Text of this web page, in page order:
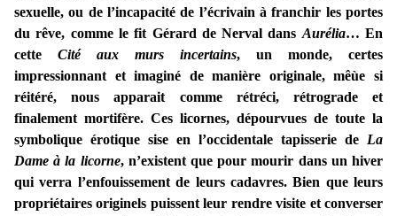
sexuelle, ou de l’incapacité de l’écrivain à franchir les portes
du rêve, comme le fit Gérard de Nerval dans Aurélia… En
cette Cité aux murs incertains, un monde, certes
impressionnant et imaginé de manière originale, mêùe si
réitéré, nous apparait comme rétréci, rétrograde et
finalement mortifère. Ces licornes, dépourvues de toute la
symbolique érotique sise en l’occidentale tapisserie de La
Dame à la licorne, n’existent que pour mourir dans un hiver
qui verra l’enfouissement de leurs cadavres. Bien que leurs
propriétaires originels puissent leur rendre visite et converser